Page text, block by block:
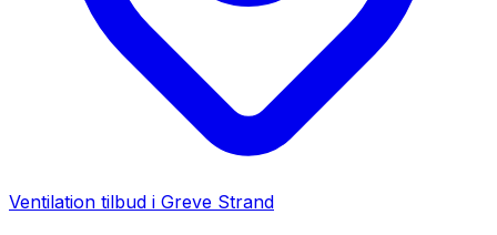
Ventilation tilbud i Greve Strand